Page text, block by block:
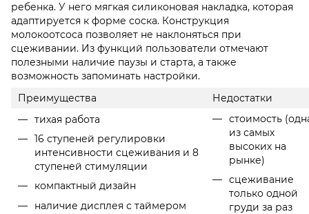
ребенка. У него мягкая силиконовая накладка, которая
адаптируется к форме соска. Конструкция
молокоотсоса позволяет не наклоняться при
сцеживании. Из функций пользователи отмечают
полезными наличие паузы и старта, а также
возможность запоминать настройки.
Преимущества
Недостатки
тихая работа
16 ступеней регулировки
интенсивности сцеживания и 8
ступеней стимуляции
компактный дизайн
наличие дисплея с таймером
стоимость
из самых
высоких на
рынке)
сцеживание
только одной
груди за раз